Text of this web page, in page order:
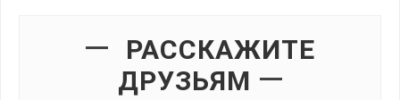
РАССКАЖИТЕ
ДРУЗЬЯМ